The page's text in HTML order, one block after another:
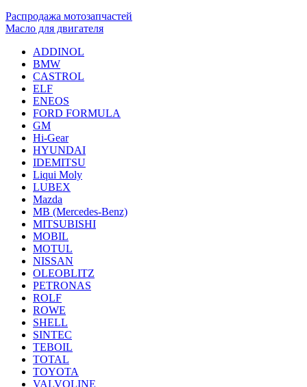
Распродажа мотозапчастей
Масло для двигателя
ADDINOL
BMW
CASTROL
ELF
ENEOS
FORD FORMULA
GM
Hi-Gear
HYUNDAI
IDEMITSU
Liqui Moly
LUBEX
Mazda
MB (Mercedes-Вenz)
MITSUBISHI
MOBIL
MOTUL
NISSAN
OLEOBLITZ
PETRONAS
ROLF
ROWE
SHELL
SINTEC
TEBOIL
TOTAL
TOYOTA
VALVOLINE